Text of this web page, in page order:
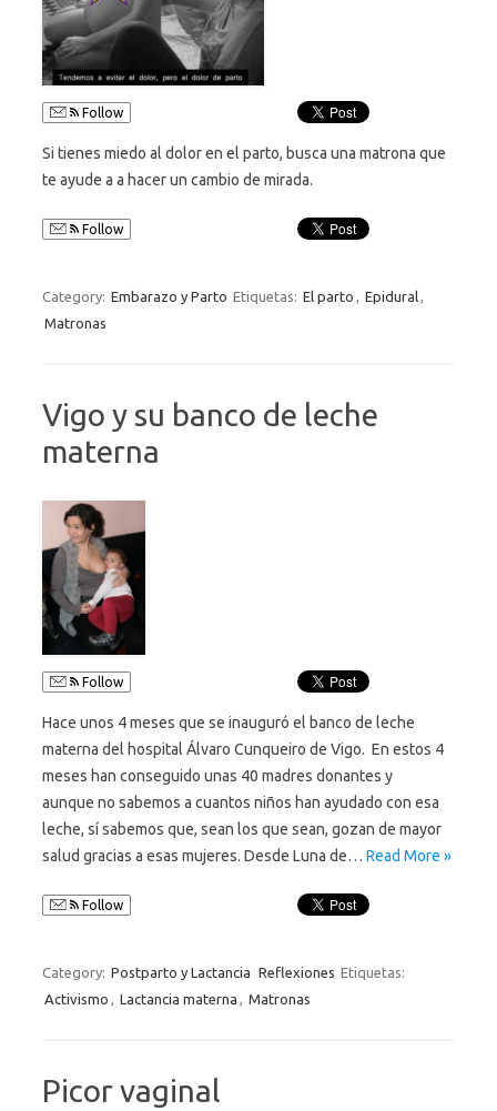
Follow
Si tienes miedo al dolor en el parto, busca una matrona que
te ayude a a hacer un cambio de mirada.
Follow
Category: Embarazo y Parto Etiquetas: El parto Epidural
Matronas
Vigo y su banco de leche
materna
Follow
Hace unos 4 meses que se inauguró el banco de leche
materna del hospital Álvaro Cunqueiro de Vigo. En estos 4
meses han conseguido unas 40 madres donantes y
aunque no sabemos a cuantos niños han ayudado con esa
leche, sí sabemos que, sean los que sean, gozan de mayor
salud gracias a esas mujeres. Desde Luna de… Read More »
Follow
Category: Postparto y Lactancia Reflexiones Etiquetas:
Activismo , Lactancia materna , Matronas
Picor vaginal